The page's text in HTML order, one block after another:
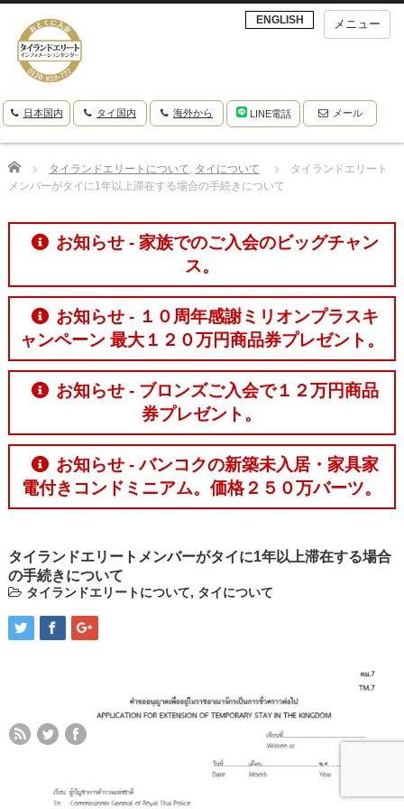
日本国内 タイ国内 海外から LINE電話 メール
ENGLISH メニュー
Home タイランドエリートについて, タイについて
タイランドエリート
メンバーがタイに1年以上滞在する場合の手続きについて
お知らせ - 家族でのご入会のビッグチャン
ス。
お知らせ - １０周年感謝ミリオンプラスキ
ャンペーン 最大１２０万円商品券プレゼント。
お知らせ - ブロンズご入会で１２万円商品
券プレゼント。
お知らせ - バンコクの新築未入居・家具家
電付きコンドミニアム。価格２５０万バーツ。
タイランドエリートメンバーがタイに1年以上滞在する場合
の手続きについて
タイランドエリートについて, タイについて